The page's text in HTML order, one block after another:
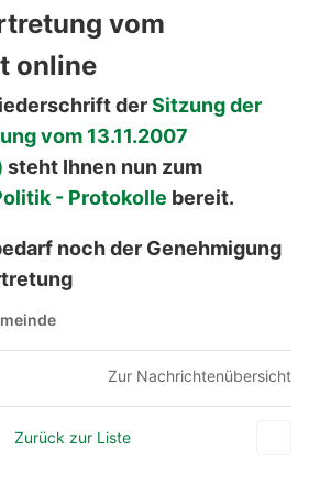
vom
online
derSitzung der
vom 13.11.2007
steht Ihnen nun zum
- Protokolle bereit.
noch der Genehmigung
Zur Nachrichtenübersicht
Zurück zur Liste